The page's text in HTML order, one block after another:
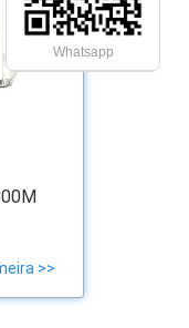
>>
Whatsapp
x